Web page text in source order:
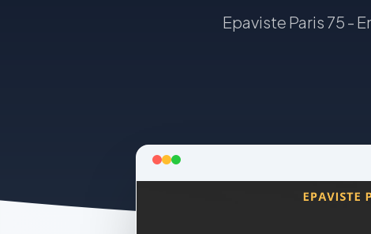
Epaviste Paris 75 -